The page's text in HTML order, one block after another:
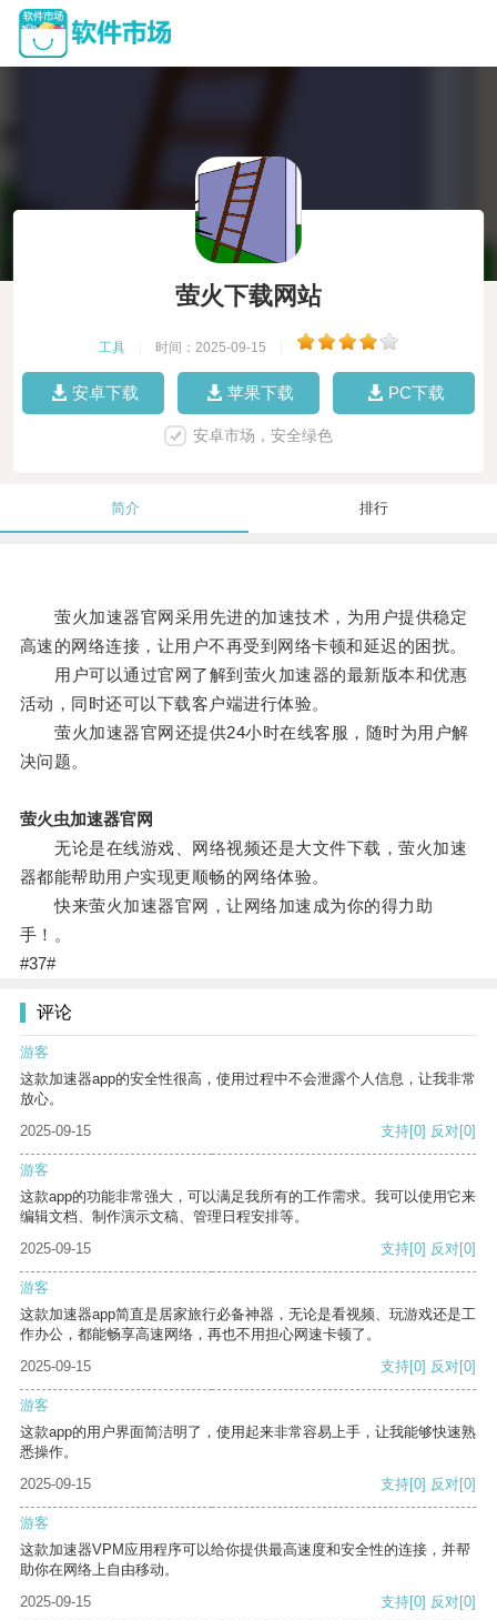
萤火下载网站
工具 时间：2025-09-15
安卓下载 苹果下载 PC下载
安卓市场，安全绿色
简介 排行
萤火加速器官网采用先进的加速技术，为用户提供稳定
高速的网络连接，让用户不再受到网络卡顿和延迟的困扰。
用户可以通过官网了解到萤火加速器的最新版本和优惠
活动，同时还可以下载客户端进行体验。
萤火加速器官网还提供24小时在线客服，随时为用户解
决问题。
萤火虫加速器官网
无论是在线游戏、网络视频还是大文件下载，萤火加速
器都能帮助用户实现更顺畅的网络体验。
快来萤火加速器官网，让网络加速成为你的得力助
手！。
#37#
评论
游客
这款加速器app的安全性很高，使用过程中不会泄露个人信息，让我非常
放心。
2025-09-15
支持[0] 反对[0]
游客
这款app的功能非常强大，可以满足我所有的工作需求。我可以使用它来
编辑文档、制作演示文稿、管理日程安排等。
2025-09-15
支持[0] 反对[0]
游客
这款加速器app简直是居家旅行必备神器，无论是看视频、玩游戏还是工
作办公，都能畅享高速网络，再也不用担心网速卡顿了。
2025-09-15
支持[0] 反对[0]
游客
这款app的用户界面简洁明了，使用起来非常容易上手，让我能够快速熟
悉操作。
2025-09-15
支持[0] 反对[0]
游客
这款加速器VPM应用程序可以给你提供最高速度和安全性的连接，并帮
助你在网络上自由移动。
2025-09-15
支持[0] 反对[0]